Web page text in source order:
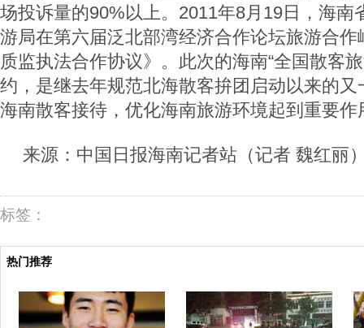
场投诉量的90%以上。2011年8月19日，海南
游局在第六届泛北部湾经济合作论坛旅游合
质监执法合作协议》。此次的海南“全国散客
约，是继去年规范北海散客拚团启动以来的
海南散客接待，优化海南旅游环境起到重要作
来源：中国日报海南记者站（记者 魏红丽
标签：
热门推荐